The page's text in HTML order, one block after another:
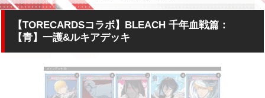
【TORECARDSコラボ】BLEACH 千年血戦篇：
【青】一護&ルキアデッキ